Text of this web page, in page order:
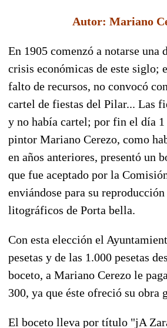
Autor: Mariano
En 1905 comenzó a notarse una
crisis económicas de este siglo;
falto de recursos, no convocó
cartel de fiestas del Pilar... Las
y no había cartel; por fin el día 1
pintor Mariano Cerezo, como
en años anteriores, presentó un
que fue aceptado por la
enviándose para su
litográficos de Porta bella.
Con esta elección el
pesetas y de las 1.000 pesetas
boceto, a Mariano Cerezo le
300, ya que éste ofreció su obra
El boceto lleva por título "jA